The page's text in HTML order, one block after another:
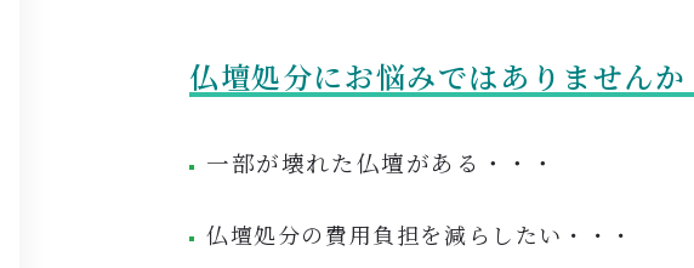
仏壇処分にお悩みではありません
一部が壊れた仏壇がある・・・
仏壇処分の費用負担を減らしたい・・・